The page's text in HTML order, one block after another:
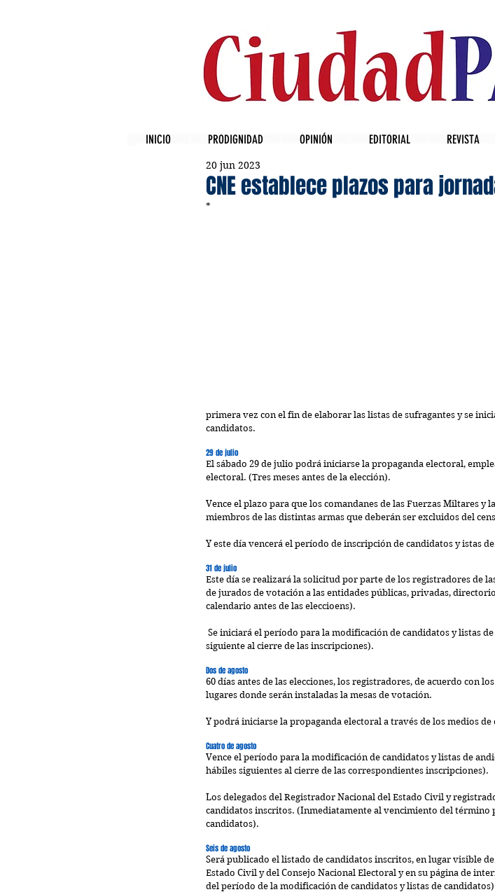
INICIO PRODIGNIDAD OPINIÓN EDITORIAL REVISTA
CNE establece plazos para
20 jun 2023
*
primera vez con el fin de elaborar las listas de sufragantes y se
candidatos.
29 de julio
El sábado 29 de julio podrá iniciarse la propaganda electoral,
electoral. (Tres meses antes de la elección).
Vence el plazo para que los comandanes de las Fuerzas Miltares
miembros de las distintas armas que deberán ser excluidos del
Y este día vencerá el período de inscripción de candidatos y istas
31 de julio
Este día se realizará la solicitud por parte de los registradores de
de jurados de votación a las entidades públicas, privadas,
calendario antes de las eleccioens).
siguiente al cierre de las inscripciones).
Dos de agosto
60 días antes de las elecciones, los registradores, de acuerdo con
lugares donde serán instaladas la mesas de votación.
Y podrá iniciarse la propaganda electoral a través de los medios de
Cuatro de agosto
Vence el período para la modificación de candidatos y listas de
hábiles siguientes al cierre de las correspondientes inscripciones).
Los delegados del Registrador Nacional del Estado Civil y
candidatos inscritos. (Inmediatamente al vencimiento del término
candidatos).
Seis de agosto
Será publicado el listado de candidatos inscritos, en lugar visible
Estado Civil y del Consejo Nacional Electoral y en su página de
del período de la modificación de candidatos y listas de